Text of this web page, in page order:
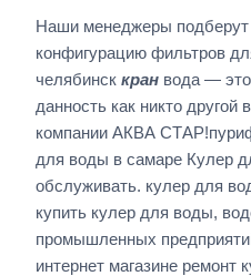
Наши менеджеры
конфигурацию фильтров
челябинск кран вода —
данность как никто
компании АКВА
для воды в самаре Кулер
обслуживать. кулер для
купить кулер для воды,
промышленных
интернет магазине ремонт